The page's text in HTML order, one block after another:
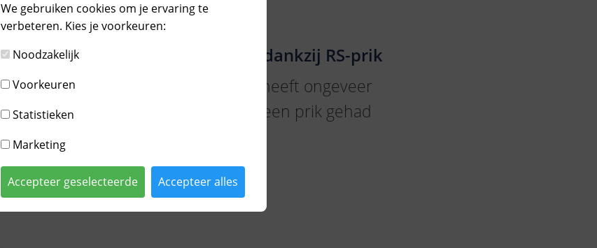
Minder baby's op IC's dankzij RS-prik
De afgelopen maanden heeft ongeveer
driekwart van de baby’s een prik gehad
MEER LEZEN
We gebruiken cookies om je ervaring te
verbeteren. Kies je voorkeuren:
Noodzakelijk
Voorkeuren
Statistieken
Marketing
Accepteer geselecteerde Accepteer alles